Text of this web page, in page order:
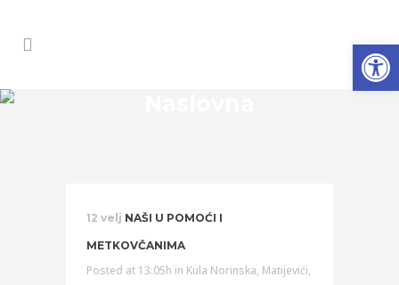
12 velj NAŠI U POMOĆI I
METKOVČANIMA
Posted at 13:05h in Kula Norinska, Matijevići,